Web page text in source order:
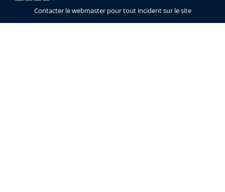
Contacter le webmaster pour tout incident sur le site